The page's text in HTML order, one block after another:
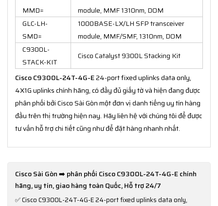
MMD=
module, MMF 1310nm, DOM
GLC-LH-
SMD=
1000BASE-LX/LH SFP transceiver
module, MMF/SMF, 1310nm, DOM
C9300L-
STACK-KIT
Cisco Catalyst 9300L Stacking Kit
Cisco C9300L-24T-4G-E24-port fixed uplinks data only,
4X1G uplinks chính hãng, có đầy đủ giấy tờ và hiện đang được
phân phối bởi Cisco Sài Gòn một đơn vị danh tiếng uy tín hàng
đầu trên thị trường hiện nay. Hãy liên hệ với chúng tôi để được
tư vấn hỗ trợ chi tiết cũng như để đặt hàng nhanh nhất.
Cisco Sài Gòn ➡️ phân phối Cisco C9300L-24T-4G-E chính
hãng, uy tín, giao hàng toàn Quốc, Hỗ trợ 24/7
✅Cisco C9300L-24T-4G-E 24-port fixed uplinks data only,